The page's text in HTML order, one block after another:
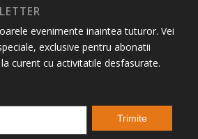
evenimente inaintea tuturor. Vei
exclusive pentru abonatii
curent cu activitatile desfasurate.